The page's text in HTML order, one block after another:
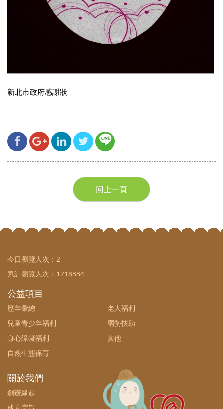
新北市政府感謝狀
回上一頁
今日瀏覽人次： 2
累計瀏覽人次： 1718334
公益項目
歷年彙總
老人福利
兒童青少年福利
弱勢扶助
身心障礙福利
其他
自然生態保育
關於我們
創辦緣起
成立宗旨